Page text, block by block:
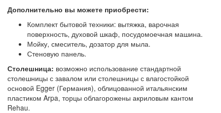
Дополнительно вы можете приобрести:
Комплект бытовой техники: вытяжка, варочная
поверхность, духовой шкаф, посудомоечная машина.
Мойку, смеситель, дозатор для мыла.
Стеновую панель.
Столешница: возможно использование стандартной
столешницы с завалом или столешницы с влагостойкой
основой Egger (Германия), облицованной итальянским
пластиком Arpa, торцы облагорожены акриловым кантом
Rehau.